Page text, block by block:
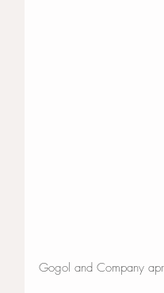
Gogol and Company